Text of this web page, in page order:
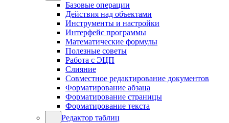
Базовые операции
Действия над объектами
Инструменты и настройки
Интерфейс программы
Математические формулы
Полезные советы
Работа с ЭЦП
Слияние
Совместное редактирование документов
Форматирование абзаца
Форматирование страницы
Форматирование текста
Редактор таблиц